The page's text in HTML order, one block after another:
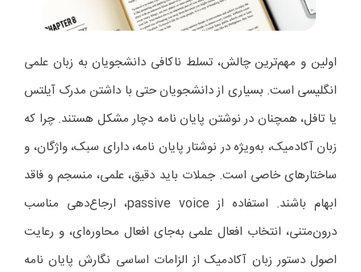
اولین و مهم‌ترین چالش، تسلط ناکافی دانشجویان به زبان علمی
انگلیسی است. بسیاری از دانشجویان حتی با داشتن مدرک آیلتس
یا تافل، همچنان در نوشتن پایان نامه دچار مشکل هستند. چرا که
زبان آکادمیک، به‌ویژه در نوشتار پایان نامه، دارای سبک، واژگان، و
ساختارهای خاصی است. جملات باید دقیق، علمی، منسجم و فاقد
ابهام باشند. استفاده از passive voice، ارجاع‌دهی مناسب
درون‌متنی، انتخاب افعال علمی به‌جای افعال محاوره‌ای، و رعایت
اصول دستور زبان آکادمیک از الزامات اساسی نگارش پایان نامه